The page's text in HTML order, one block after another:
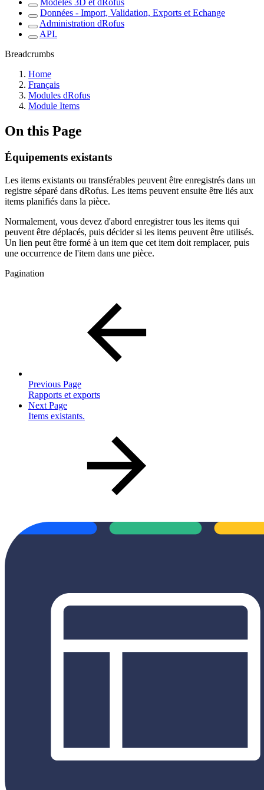
Modèles 3D et dRofus
Données - Import, Validation, Exports et Echange
Administration dRofus
API.
Breadcrumbs
Home
Français
Modules dRofus
Module Items
On this Page
Équipements existants
Les items existants ou transférables peuvent être enregistrés dans un
registre séparé dans dRofus. Les items peuvent ensuite être liés aux
items planifiés dans la pièce.
Normalement, vous devez d'abord enregistrer tous les items qui
peuvent être déplacés, puis décider si les items peuvent être utilisés.
Un lien peut être formé à un item que cet item doit remplacer, puis
une occurrence de l'item dans une pièce.
Pagination
Previous Page
Rapports et exports
Next Page
Items existants.